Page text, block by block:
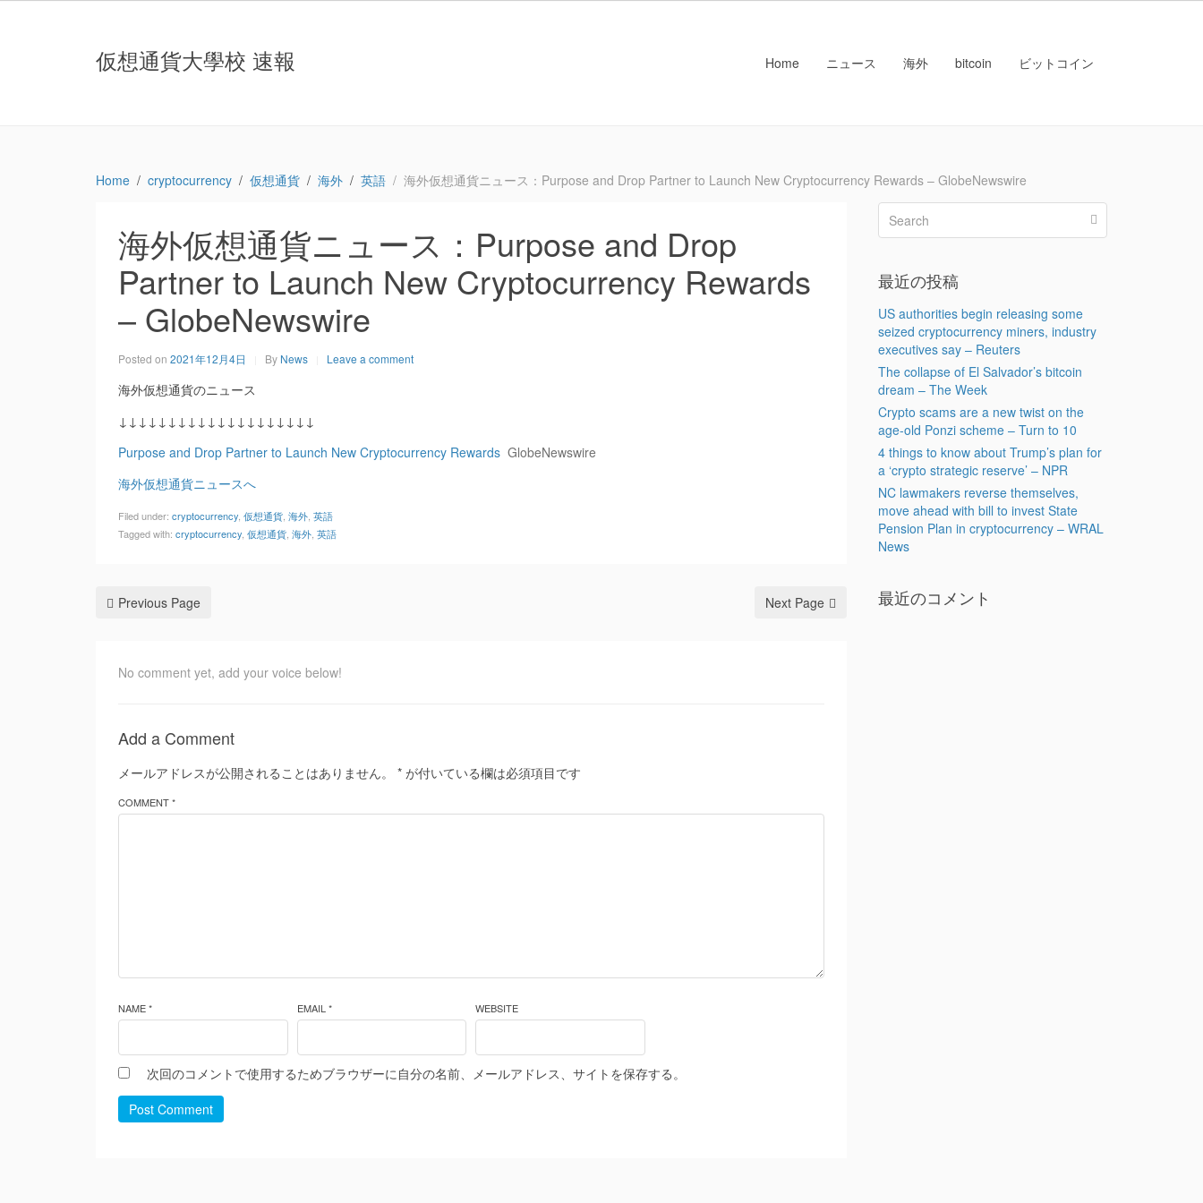
仮想通貨大學校 速報 Home ニュース 海外 bitcoin ビットコイン
Home cryptocurrency 仮想通貨 海外 英語 海外仮想通貨ニュース：Purpose and Drop Partner to Launch New Cryptocurrency Rewards – GlobeNewswire
海外仮想通貨ニュース：Purpose and Drop
Partner to Launch New Cryptocurrency Rewards
– GlobeNewswire
Posted on 2021年12月4日 By News Leave a comment
海外仮想通貨のニュース
↓↓↓↓↓↓↓↓↓↓↓↓↓↓↓↓↓↓↓↓
Purpose and Drop Partner to Launch New Cryptocurrency Rewards GlobeNewswire
海外仮想通貨ニュースへ
Filed under: cryptocurrency 仮想通貨 海外 英語
Tagged with: cryptocurrency 仮想通貨 海外 英語
Previous Page Next Page
No comment yet, add your voice below!
Add a Comment
メールアドレスが公開されることはありません。 * が付いている欄は必須項目です
COMMENT *
NAME * EMAIL * WEBSITE
次回のコメントで使用するためブラウザーに自分の名前、メールアドレス、サイトを保存する。
Post Comment
最近の投稿
US authorities begin releasing some
seized cryptocurrency miners, industry
executives say – Reuters
The collapse of El Salvador’s bitcoin
dream – The Week
Crypto scams are a new twist on the
age-old Ponzi scheme – Turn to 10
4 things to know about Trump’s plan for
a ‘crypto strategic reserve’ – NPR
NC lawmakers reverse themselves,
move ahead with bill to invest State
Pension Plan in cryptocurrency – WRAL
News
最近のコメント